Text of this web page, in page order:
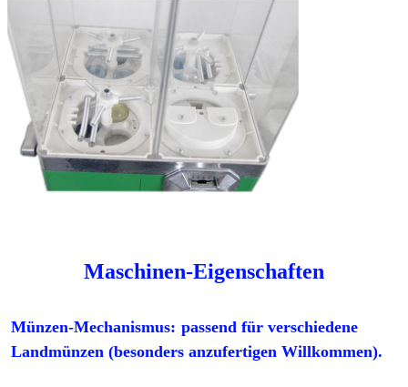
Maschinen-Eigenschaften
Münzen-Mechanismus: passend für verschiedene
Landmünzen (besonders anzufertigen Willkommen).